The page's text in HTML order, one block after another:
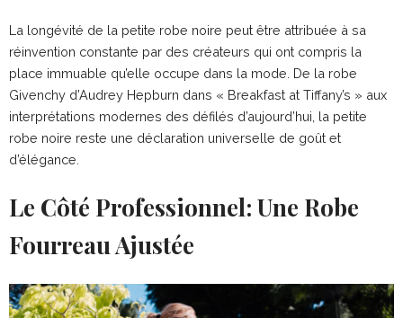
La longévité de la petite robe noire peut être attribuée à sa
réinvention constante par des créateurs qui ont compris la
place immuable qu’elle occupe dans la mode. De la robe
Givenchy d’Audrey Hepburn dans « Breakfast at Tiffany’s » aux
interprétations modernes des défilés d’aujourd’hui, la petite
robe noire reste une déclaration universelle de goût et
d’élégance.
Le Côté Professionnel: Une Robe
Fourreau Ajustée